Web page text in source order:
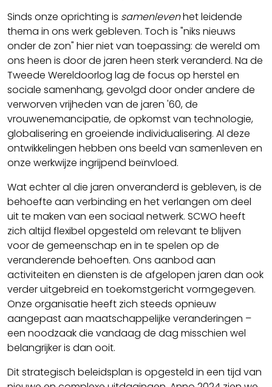
Sinds onze oprichting is samenlevenhet leidende
thema in ons werk gebleven. Toch is "niks nieuws
onder de zon" hier niet van toepassing: de wereld om
ons heen is door de jaren heen sterk veranderd. Na de
Tweede Wereldoorlog lag de focus op herstel en
sociale samenhang, gevolgd door onder andere de
verworven vrijheden van de jaren '60, de
vrouwenemancipatie, de opkomst van technologie,
globalisering en groeiende individualisering. Al deze
ontwikkelingen hebben ons beeld van samenleven en
onze werkwijze ingrijpend beïnvloed.
Wat echter al die jaren onveranderd is gebleven, is de
behoefte aan verbinding en het verlangen om deel
uit te maken van een sociaal netwerk. SCWO heeft
zich altijd flexibel opgesteld om relevant te blijven
voor de gemeenschap en in te spelen op de
veranderende behoeften. Ons aanbod aan
activiteiten en diensten is de afgelopen jaren dan ook
verder uitgebreid en toekomstgericht vormgegeven.
Onze organisatie heeft zich steeds opnieuw
aangepast aan maatschappelijke veranderingen –
een noodzaak die vandaag de dag misschien wel
belangrijker is dan ooit.
Dit strategisch beleidsplan is opgesteld in een tijd van